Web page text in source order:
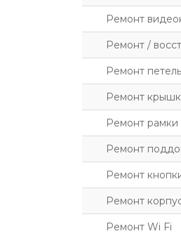
Ремонт
Ремонт /
Ремонт петель
Ремонт
Ремонт рамки
Ремонт
Ремонт
Ремонт
Ремонт Wi Fi